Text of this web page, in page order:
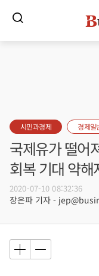
시민과경제 경제일
국제유가 떨어
회복 기대 약해
2020-07-10 08:32:36
장은파 기자 -